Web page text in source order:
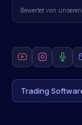
Bewertet von
Trading